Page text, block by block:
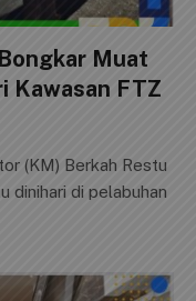
Muat
Kawasan FTZ
(KM) Berkah Restu
dinihari di pelabuhan